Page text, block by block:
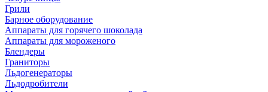
Грили
Барное оборудование
Аппараты для горячего шоколада
Аппараты для мороженого
Блендеры
Граниторы
Льдогенераторы
Льдодробители